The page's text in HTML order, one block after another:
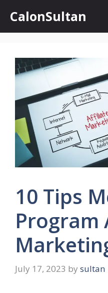
content
CalonSultan
10 Tips
Program
July 17, 2023 by sultan